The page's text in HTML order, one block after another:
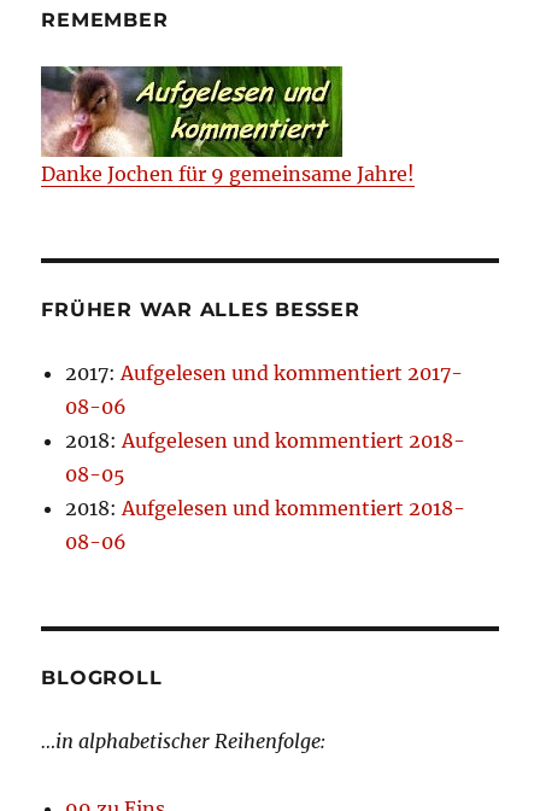
REMEMBER
Danke Jochen für 9 gemeinsame Jahre!
FRÜHER WAR ALLES BESSER
2017:Aufgelesen und kommentiert 2017-
08-06
2018:Aufgelesen und kommentiert 2018-
08-05
2018:Aufgelesen und kommentiert 2018-
08-06
BLOGROLL
…in alphabetischer Reihenfolge: